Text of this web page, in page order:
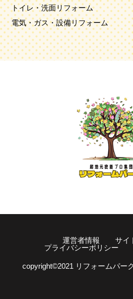
トイレ・洗面リフォーム
電気・ガス・設備リフォーム
運営者情報
サイ
プライバシーポリシー
copyright©️2021 リフォームパー